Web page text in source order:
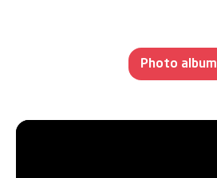
Photo album